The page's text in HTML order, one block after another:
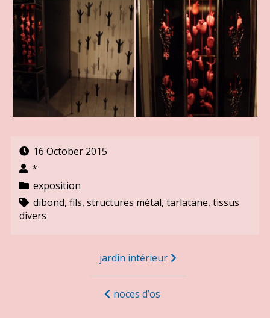
16 October 2015
*
exposition
dibond, fils, structures métal, tarlatane, tissus
divers
jardin intérieur
noces d’os